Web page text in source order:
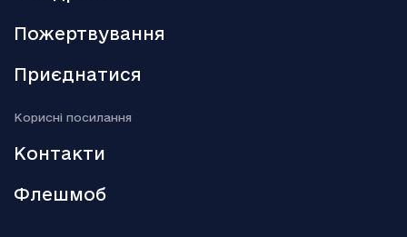
Активи РФ: Туск заявив про “переломний момент”
Гелена Бонем Картер пояснила, чому так і не одружилася з
Пожертвування
Приєднатися
Kорисні посилання
Контакти
Флешмоб